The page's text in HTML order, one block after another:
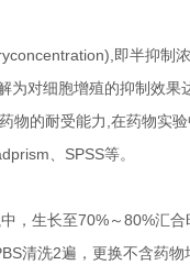
即半抑制
对细胞增殖的抑制效果
物的耐受能力,在药物实
、SPSS等。
生长至70%～80%汇合
清洗2遍，更换不含药